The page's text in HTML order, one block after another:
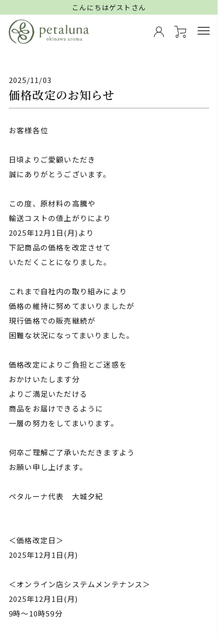
こんにちはゲストさん
2025/11/03
価格改定のお知らせ
お客様各位
日頃よりご愛顧いただき
誠にありがとうございます。
この度、原材料の高騰や
輸送コストの値上がりにより
2025年12月1日(月)より
下記商品の価格を改定させて
いただくことになりました。
これまで自社内の取り組みにより
価格の維持に努めてまいりましたが
現行価格での販売継続が
困難な状況になってまいりました。
価格改定によりご負担とご迷惑を
おかけいたします分
よりご満足いただける
商品をお届けできるように
一層の努力をしてまいります。
何卒ご理解ご了承いただきますよう
お願い申し上げます。
ペタルーナ代表 大城夕紀
＜価格改定日＞
2025年12月1日(月)
＜オンライン店システムメンテナンス＞
2025年12月1日(月)
9時～10時59分